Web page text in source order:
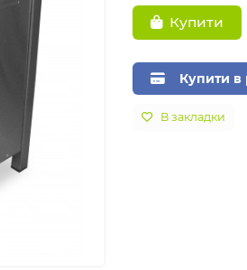
Купити
Купити в
В закладки